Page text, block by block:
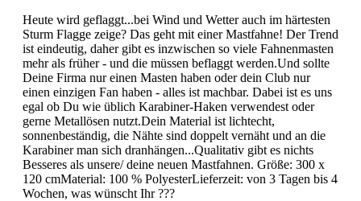
Heute wird geflaggt...bei Wind und Wetter auch im härtesten
Sturm Flagge zeige? Das geht mit einer Mastfahne! Der Trend
ist eindeutig, daher gibt es inzwischen so viele Fahnenmasten
mehr als früher - und die müssen beflaggt werden.Und sollte
Deine Firma nur einen Masten haben oder dein Club nur
einen einzigen Fan haben - alles ist machbar. Dabei ist es uns
egal ob Du wie üblich Karabiner-Haken verwendest oder
gerne Metallösen nutzt.Dein Material ist lichtecht,
sonnenbeständig, die Nähte sind doppelt vernäht und an die
Karabiner man sich dranhängen...Qualitativ gibt es nichts
Besseres als unsere/ deine neuen Mastfahnen. Größe: 300 x
120 cmMaterial: 100 % PolyesterLieferzeit: von 3 Tagen bis 4
Wochen, was wünscht Ihr ???